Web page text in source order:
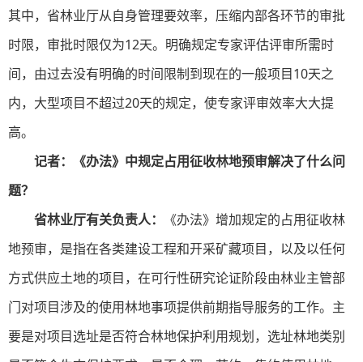
其中，省林业厅从自身管理要效率，压缩内部各环节的审批
时限，审批时限仅为12天。明确规定专家评估评审所需时
间，由过去没有明确的时间限制到现在的一般项目10天之
内，大型项目不超过20天的规定，使专家评审效率大大提
高。
记者：《办法》中规定占用征收林地预审解决了什么问
题？
省林业厅有关负责人：
《办法》增加规定的占用征收林
地预审，是指在各类建设工程和开采矿藏项目，以及以任何
方式供应土地的项目，在可行性研究论证阶段由林业主管部
门对项目涉及的使用林地事项提供前期指导服务的工作。主
要是对项目选址是否符合林地保护利用规划，选址林地类别